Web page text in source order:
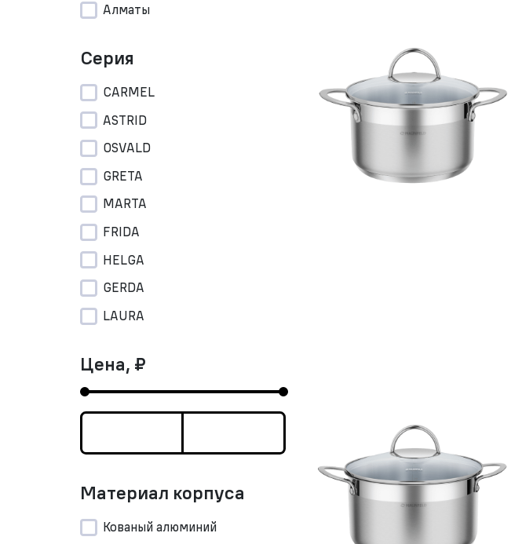
Алматы
Серия
CARMEL
ASTRID
OSVALD
GRETA
MARTA
FRIDA
HELGA
GERDA
LAURA
Цена, ₽
Материал корпуса
Кованый алюминий